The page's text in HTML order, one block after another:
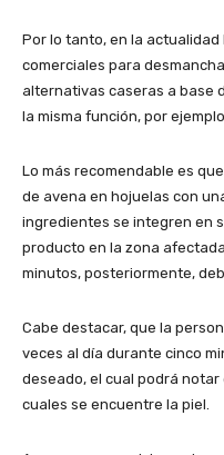
Por lo tanto, en la
comerciales para
alternativas caseras a base
la misma función, por
Lo más recomendable es
de avena en hojuelas con
ingredientes se integren en
producto en la zona
minutos, posteriormente,
Cabe destacar, que la
veces al día durante cinco
deseado, el cual podrá
cuales se encuentre la piel.